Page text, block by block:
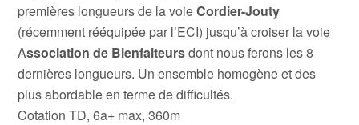
premières longueurs de la voieCordier-Jouty
(récemment rééquipée par l’ECI) jusqu’à croiser la voie
Association de Bienfaiteursdont nous ferons les 8
dernières longueurs. Un ensemble homogène et des
plus abordable en terme de difficultés.
Cotation TD, 6a+ max, 360m